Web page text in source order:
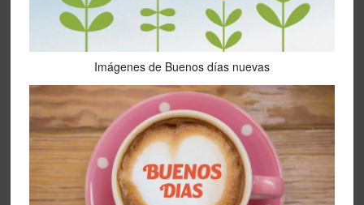
Imágenes de Buenos días nuevas